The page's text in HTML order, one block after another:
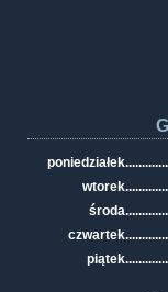
poniedziałek
wtorek
środa
czwartek
piątek